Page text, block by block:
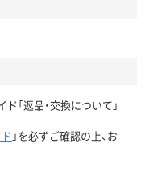
「返品・交換について」
」を必ずご確認の上、お